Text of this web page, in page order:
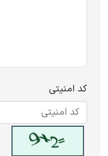
کد امنیتی